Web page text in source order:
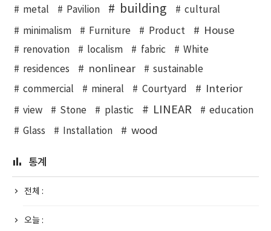
metal Pavilion building cultural
minimalism Furniture Product House
renovation localism fabric
White
residences
nonlinear
sustainable
commercial
mineral Courtyard Interior
view Stone plastic LINEAR
education
Glass
Installation wood
통계
전체 :
오늘 :